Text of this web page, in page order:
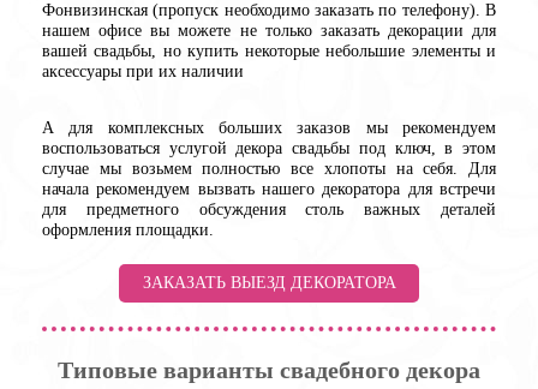
Фонвизинская (пропуск необходимо заказать по телефону). В
нашем офисе вы можете не только заказать декорации для
вашей свадьбы, но купить некоторые небольшие элементы и
аксессуары при их наличии
А для комплексных больших заказов мы рекомендуем
воспользоваться услугой декора свадьбы под ключ, в этом
случае мы возьмем полностью все хлопоты на себя. Для
начала рекомендуем вызвать нашего декоратора для встречи
для предметного обсуждения столь важных деталей
оформления площадки.
ЗАКАЗАТЬ ВЫЕЗД ДЕКОРАТОРА
Типовые варианты свадебного декора